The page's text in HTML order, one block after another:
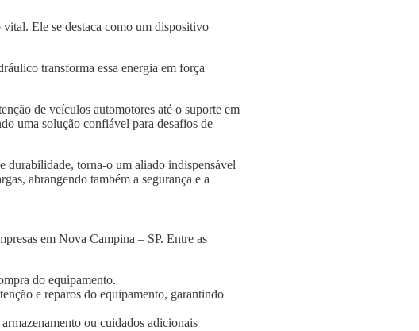
Ele se destaca como um dispositivo
transforma essa energia em força
de veículos automotores até o suporte em
uma solução confiável para desafios de
durabilidade, torna-o um aliado indispensável
abrangendo também a segurança e a
em Nova Campina – SP. Entre as
do equipamento.
e reparos do equipamento, garantindo
ou cuidados adicionais